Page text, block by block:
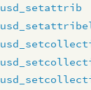
usd_setattrib